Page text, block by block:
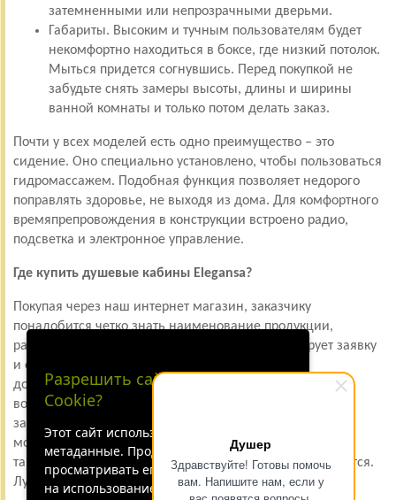
Душер
Здравствуйте! Готовы помочь
вам. Напишите нам, если у
затемненными или непрозрачными дверьми.
Габариты. Высоким и тучным пользователям будет
некомфортно находиться в боксе, где низкий потолок.
Мыться придется согнувшись. Перед покупкой не
забудьте снять замеры высоты, длины и ширины
ванной комнаты и только потом делать заказ.
Почти у всех моделей есть одно преимущество – это
сидение. Оно специально установлено, чтобы пользоваться
гидромассажем. Подобная функция позволяет недорого
поправлять здоровье, не выходя из дома. Для комфортного
времяпрепровождения в конструкции встроено радио,
подсветка и электронное управление.
Где купить душевые кабины Elegansa?
Покупая через наш интернет магазин, заказчику
понадобится четко знать наименование продукции,
размеры и характеристики. Менеджер регистрирует заявку
и отдает ее на исполнение. При необходимости
дополнительно оформляется доставка. По г. Москва
возможен самовывоз. В регионы России перевозкой
занимаются транспортные компании. Также через сайт
можно заказать установку и подъем на этаж. Собирать
такие сложные конструкции в одиночку не рекомендуется.
Лучше довериться профессионалам.
Разрешить сайту принимать
Cookie?
Этот сайт использует файлы cookie и
метаданные. Продолжая
просматривать его, вы соглашаетесь
на использование нами файлов cookie